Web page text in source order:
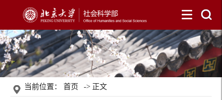
当前位置：首页 -> 正文